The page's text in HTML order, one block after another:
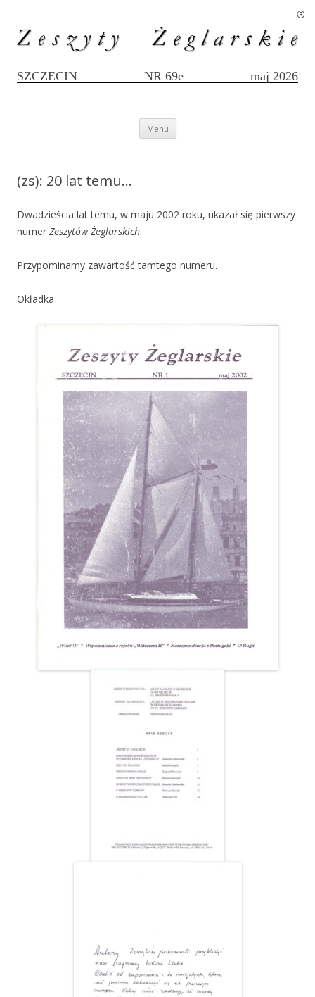
SZCZECIN NR 69e maj 2026
®
Menu Przejdź
(zs): 20 lat temu…
Dwadzieścia lat temu, w maju 2002 roku, ukazał się pierwszy
numer Zeszytów Żeglarskich.
Przypominamy zawartość tamtego numeru.
Okładka